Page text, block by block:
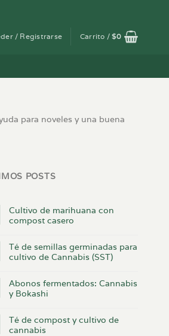
/ Registrarse Carrito /$0
para noveles y una buena
POSTS
Cultivo de marihuana con
compost casero
Té de semillas germinadas para
cultivo de Cannabis (SST)
Abonos fermentados: Cannabis
y Bokashi
Té de compost y cultivo de
cannabis